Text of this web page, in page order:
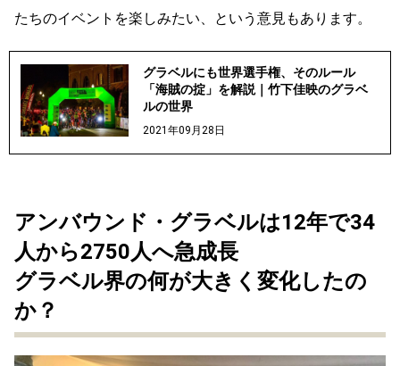
たちのイベントを楽しみたい、という意見もあります。
グラベルにも世界選手権、そのルール
「海賊の掟」を解説｜竹下佳映のグラベ
ルの世界
2021年09月28日
アンバウンド・グラベルは12年で34
人から2750人へ急成長
グラベル界の何が大きく変化したの
か？